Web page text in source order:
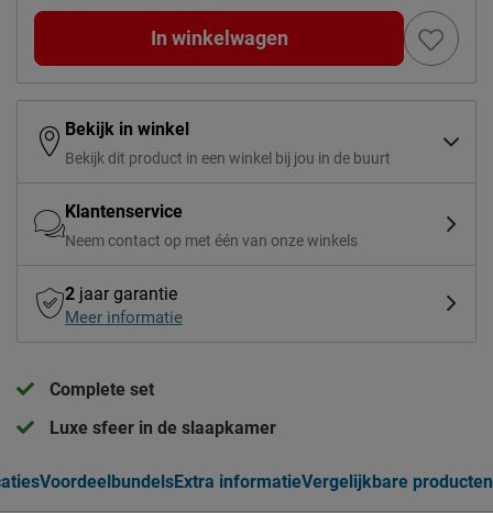
In winkelwagen
Bekijk in winkel
Bekijk dit product in een winkel bij jou in de buurt
Klantenservice
Neem contact op met één van onze winkels
2 jaar garantie
Meer informatie
Complete set
Luxe sfeer in de slaapkamer
VoordeelbundelsExtra informatieVergelijkbare producten